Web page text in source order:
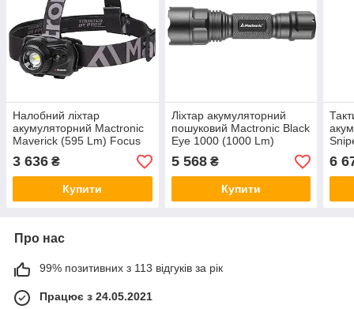
Налобний ліхтар
акумуляторний Mactronic
Maverick (595 Lm) Focus
Recharg Type-C
(AHL0053)
3 636 ₴
Купити
Ліхтар акумуляторний
пошуковий Mactronic Black
Eye 1000 (1000 Lm)
Recharg Type-C
5 568₴
Купити
6
Про нас
99% позитивних з 113 відгуків за рік
Працює з 24.05.2021